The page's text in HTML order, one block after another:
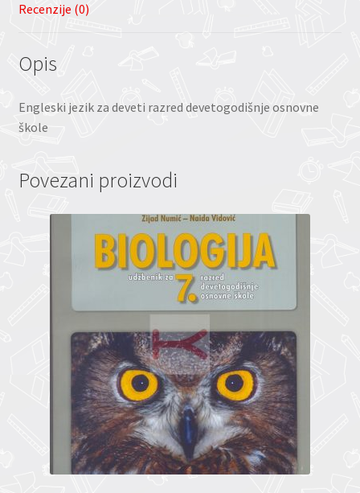
Recenzije (0)
Opis
Engleski jezik za deveti razred devetogodišnje osnovne
škole
Povezani proizvodi